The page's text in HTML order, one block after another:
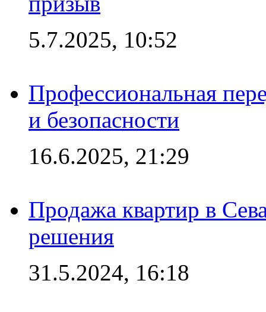
5.7.2025, 10:52
Профессиональная
и безопасности
16.6.2025, 21:29
Продажа квартир в
решения
31.5.2024, 16:18